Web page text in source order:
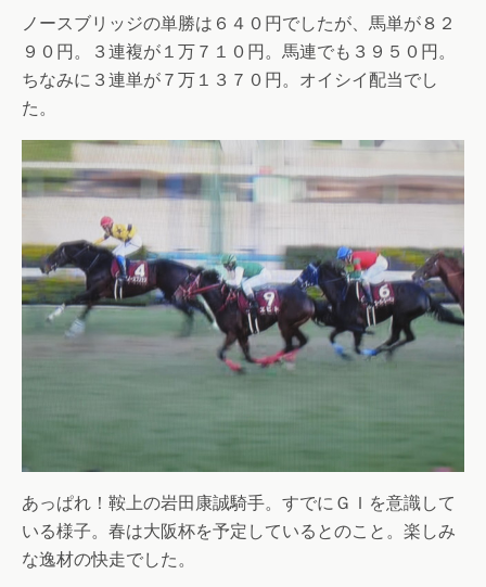
ノースブリッジの単勝は６４０円でしたが、馬単が８２
９０円。３連複が１万７１０円。馬連でも３９５０円。
ちなみに３連単が７万１３７０円。オイシイ配当でし
た。
あっぱれ！鞍上の岩田康誠騎手。すでにＧＩを意識して
いる様子。春は大阪杯を予定しているとのこと。楽しみ
な逸材の快走でした。